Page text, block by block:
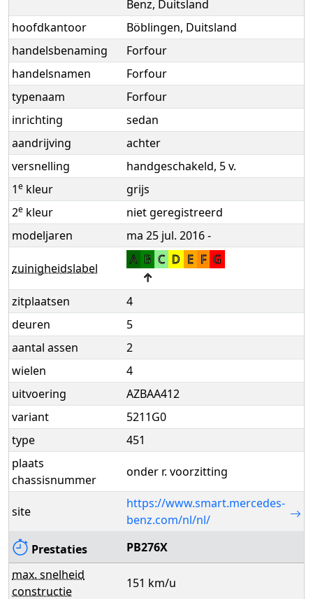
Benz, Duitsland
hoofdkantoor
Böblingen, Duitsland
handelsbenaming
Forfour
handelsnamen
Forfour
typenaam
Forfour
inrichting
sedan
aandrijving
achter
versnelling
handgeschakeld, 5 v.
1e kleur
grijs
2e kleur
niet geregistreerd
modeljaren
ma 25 jul. 2016 -
zuinigheidslabel
A B C D E F G
↑
zitplaatsen
4
deuren
5
aantal assen
2
wielen
4
uitvoering
AZBAA412
variant
5211G0
type
451
plaats
chassisnummer
onder r. voorzitting
site
https://www.smart.mercedes-
benz.com/nl/nl/
Prestaties
PB276X
max. snelheid
constructie
151 km/u